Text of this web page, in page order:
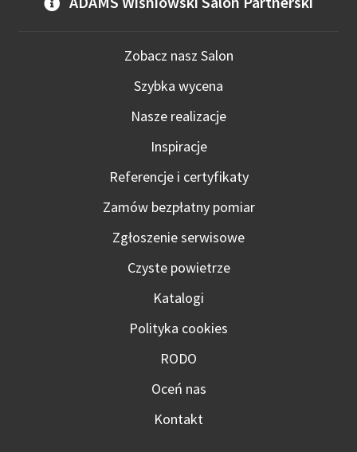
Zobacz nasz Salon
Szybka wycena
Nasze realizacje
Inspiracje
Referencje i certyfikaty
Zamów bezpłatny pomiar
Zgłoszenie serwisowe
Czyste powietrze
Katalogi
Polityka cookies
RODO
Oceń nas
Kontakt